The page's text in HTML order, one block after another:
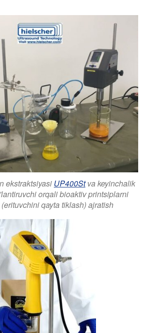
ekstraktsiyasi UP400Stva keyinchalik
orqali bioaktiv printsiplarni
qayta tiklash) ajratish